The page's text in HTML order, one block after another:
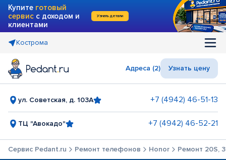
Купите готовый
сервис с доходом и
клиентами
Узнать детали
Кострома
Адреса (2) Узнать цену
ул. Советская, д. 103А +7 (4942) 46-51-13
ТЦ "Авокадо" +7 (4942) 46-52-21
Сервис Pedant.ru Ремонт телефонов Honor Ремонт 20S,